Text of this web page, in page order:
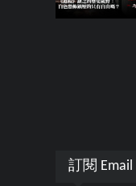
訂閱 Email